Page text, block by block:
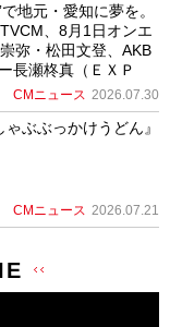
地元・愛知に夢を。
、8月1日オンエ
弥・松田文登、AKB
長瀬柊真（ＥＸＰ
CMニュース 2026.07.30
ぶぶっかけうどん』
CMニュース 2026.07.21